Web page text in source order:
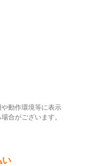
動作環境等に表示
合がございます。
い